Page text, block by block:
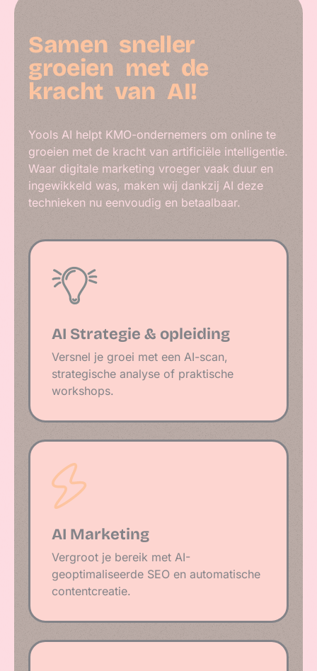
Samen sneller
groeien met de
kracht van AI!
Yools AI helpt KMO-ondernemers om online te
groeien met de kracht van artificiële intelligentie.
Waar digitale marketing vroeger vaak duur en
ingewikkeld was, maken wij dankzij AI deze
technieken nu eenvoudig en betaalbaar.
AI Strategie & opleiding
Versnel je groei met een AI-scan,
strategische analyse of praktische
workshops.
AI Marketing
Vergroot je bereik met AI-
geoptimaliseerde SEO en automatische
contentcreatie.